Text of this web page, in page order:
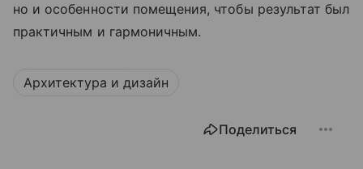
но и особенности помещения, чтобы результат был
практичным и гармоничным.
Архитектура и дизайн
Поделиться